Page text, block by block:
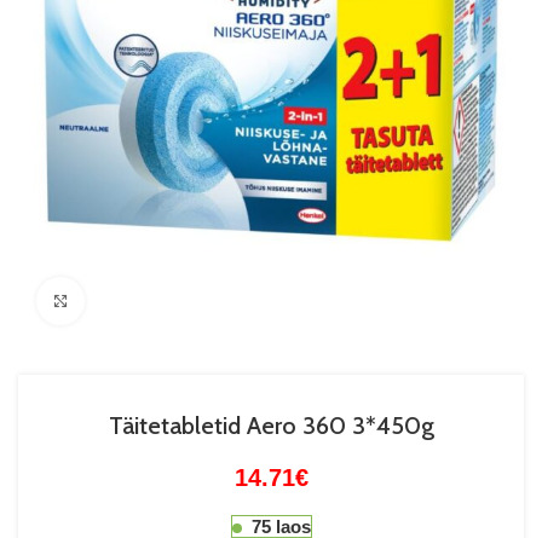
Täitetabletid Aero 360 3*450g
14.71€
75 laos